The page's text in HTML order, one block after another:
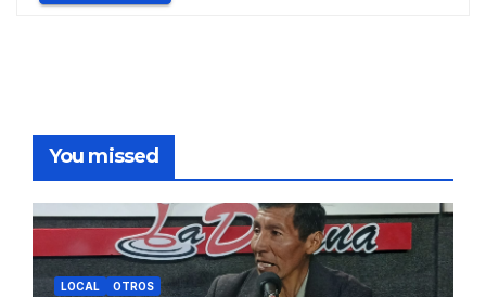
You missed
LOCAL OTROS